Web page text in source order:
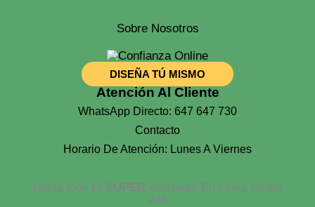
Sobre Nosotros
DISEÑA TÚ MISMO
Atención Al Cliente
WhatsApp Directo: 647 647 730
Contacto
Horario De Atención: Lunes A Viernes
Habla Con El SUPERAsistente En Linea Gratis
24h